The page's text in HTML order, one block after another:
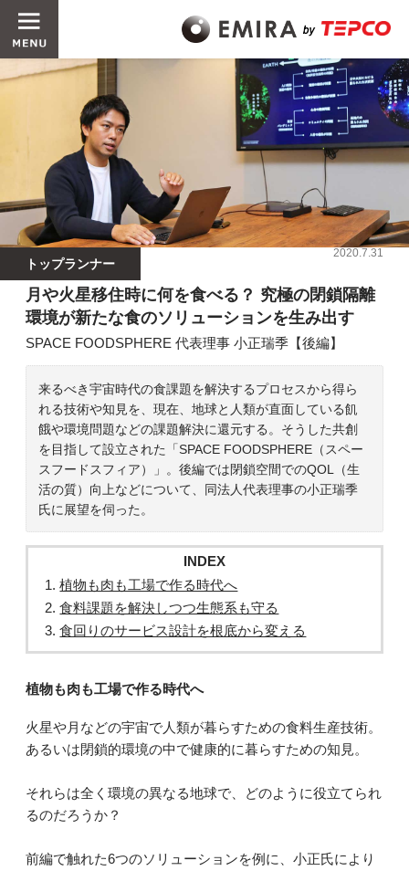
トップランナー
2020.7.31
月や火星移住時に何を食べる？ 究極の閉鎖隔離
環境が新たな食のソリューションを生み出す
SPACE FOODSPHERE 代表理事 小正瑞季【後編】
来るべき宇宙時代の食課題を解決するプロセスから得ら
れる技術や知見を、現在、地球と人類が直面している飢
餓や環境問題などの課題解決に還元する。そうした共創
を目指して設立された「SPACE FOODSPHERE（スペー
スフードスフィア）」。後編では閉鎖空間でのQOL（生
活の質）向上などについて、同法人代表理事の小正瑞季
氏に展望を伺った。
INDEX
植物も肉も工場で作る時代へ
食料課題を解決しつつ生態系も守る
食回りのサービス設計を根底から変える
植物も肉も工場で作る時代へ
火星や月などの宇宙で人類が暮らすための食料生産技術。
あるいは閉鎖的環境の中で健康的に暮らすための知見。
それらは全く環境の異なる地球で、どのように役立てられ
るのだろうか？
前編で触れた6つのソリューションを例に、小正氏により